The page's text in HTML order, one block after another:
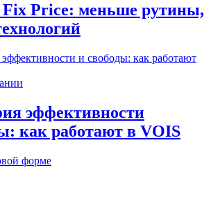
Fix Price: меньше рутины,
эффективности
как работают в VOIS
форме